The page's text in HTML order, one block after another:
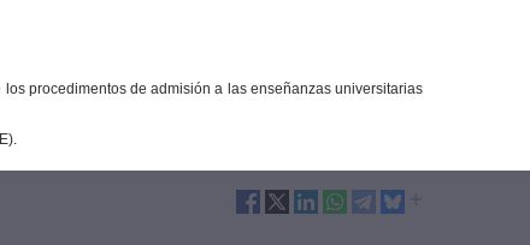
procedimentos de admisión a las enseñanzas universitarias